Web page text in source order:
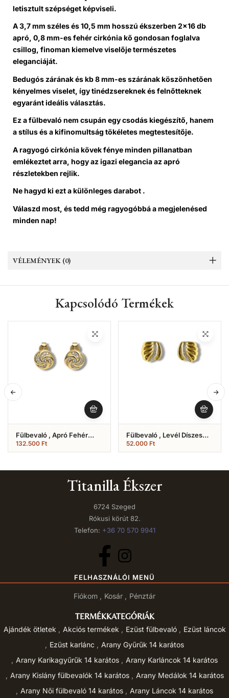
letisztult szépséget képviseli.
A 3,7 mm széles és 10,5 mm hosszú ékszerben 2×16 db
apró, 0,8 mm-es fehér cirkónia kő gondosan foglalva
csillog, finoman kiemelve viselője természetes
eleganciáját.
Bedugós zárának és kb 8 mm-es szárának köszönhetően
kényelmes viselet, így tinédzsereknek és felnőtteknek
egyaránt ideális választás.
Ez a fülbevaló nem csupán egy csodás kiegészítő, hanem
a stílus és a kifinomultság tökéletes megtestesítője.
A ragyogó cirkónia kövek fénye minden pillanatban
emlékeztet arra, hogy az igazi elegancia az apró
részletekben rejlik.
Ne hagyd ki ezt a különleges darabot .
Válaszd most, és tedd még ragyogóbbá a megjelenésed
minden nap!
VÉLEMÉNYEK (0)
Kapcsolódó Termékek
Fülbevaló , Apró Fehér
Cirkónia Kövekkel (Nr.1)
132.500 Ft
Fülbevaló , Levél Díszes
Stekkeres Modell (Nr.4)
52.000 Ft
Titanilla Ékszer
6724 Szeged
Rókusi körút 82.
Telefon: +36 70 570 9941
FELHASZNÁLÓI MENÜ
Fiókom Kosár Pénztár
TERMÉKKATEGÓRIÁK
Ajándék ötletek Akciós termékek Ezüst fülbevaló
Ezüst láncok
Ezüst karlánc
Arany Gyűrűk 14 karátos
Arany Karikagyűrűk 14 karátos
Arany Karláncok 14 karátos
Arany Kislány fülbevalók 14 karátos
Arany Medálok 14 karátos
Arany Női fülbevaló 14 karátos
Arany Láncok 14 karátos